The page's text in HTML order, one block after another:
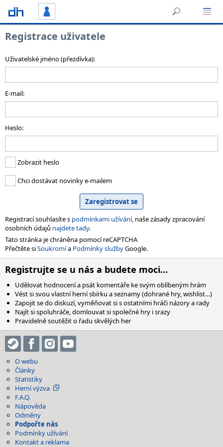
Registrace uživatele
Uživatelské jméno (přezdívka):
E-mail:
Heslo:
Zobrazit heslo
Chci dostávat novinky e-mailem
Registrací souhlasíte s podmínkami užívání, naše zásady zpracování
osobních údajů najdete tady.
Tato stránka je chráněna pomocí reCAPTCHA
Přečtěte siSoukromía Podmínky službyGoogle.
Registrujte se u nás a budete moci…
Udělovat hodnocení a psát komentáře ke svým oblíbeným hrám
Vést si svou vlastní herní sbírku a seznamy (dohrané hry, wishlist…)
Zapojit se do diskuzí, vyměňovat si s ostatními hráči názory a rady
Najít si spoluhráče, domlouvat si společné hry i srazy
Pravidelně soutěžit o řadu skvělých her
O webu
Články
Statistiky
Herní výzva
F.A.Q.
Nápověda
Odměny
Podpořte nás
Podmínky užívání
Kontakt a reklama